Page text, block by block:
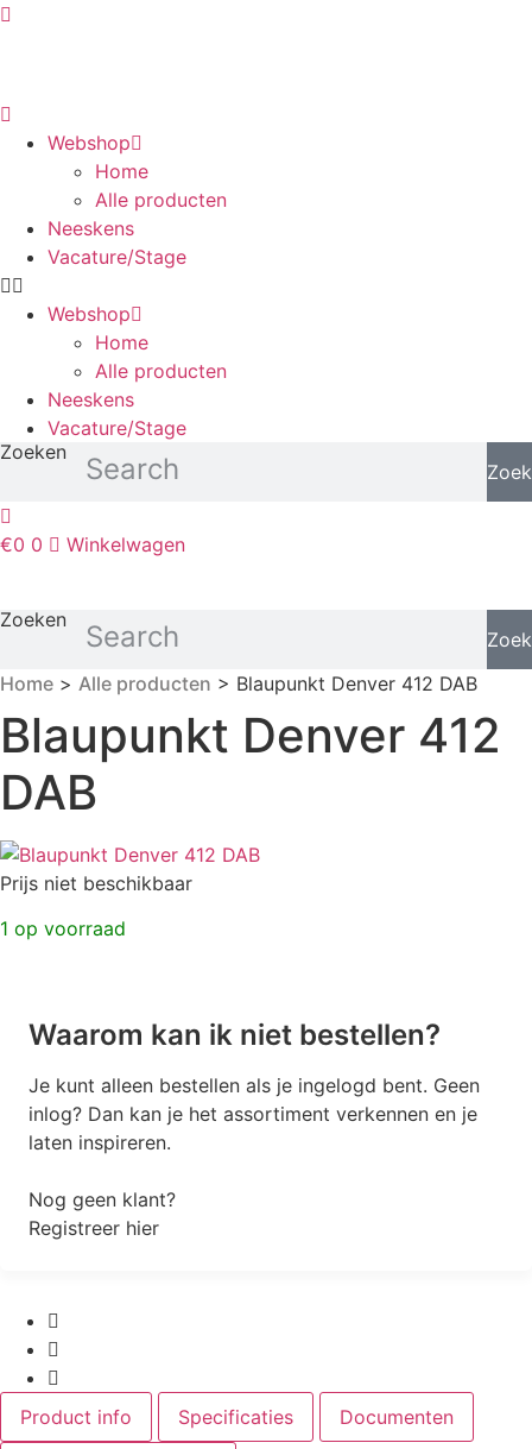
Ga
Webshop
Home
Alle producten
Neeskens
Vacature/Stage
Webshop
Home
Alle producten
Neeskens
Vacature/Stage
Zoeken
Zoek
€0 0 Winkelwagen
Zoeken
Zoek
Home > Alle producten > Blaupunkt Denver 412 DAB
Blaupunkt Denver 412
DAB
Prijs niet beschikbaar
1 op voorraad
Waarom kan ik niet bestellen?
Je kunt alleen bestellen als je ingelogd bent. Geen
inlog? Dan kan je het assortiment verkennen en je
laten inspireren.
Nog geen klant?
Registreer hier
Product info Specificaties Documenten